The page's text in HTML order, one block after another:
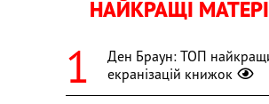
НАЙКРАЩІ
Ден Браун: ТОП
екранізацій книжок